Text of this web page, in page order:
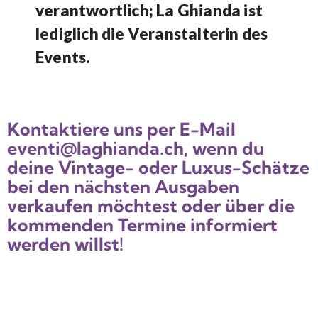
verantwortlich; La Ghianda ist
lediglich die Veranstalterin des
Events.
Kontaktiere uns per E-Mail
eventi@laghianda.ch, wenn du
deine Vintage- oder Luxus-Schätze
bei den nächsten Ausgaben
verkaufen möchtest oder über die
kommenden Termine informiert
werden willst!